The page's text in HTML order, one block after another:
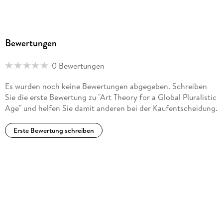
Bewertungen
0 Bewertungen
Es wurden noch keine Bewertungen abgegeben. Schreiben
Sie die erste Bewertung zu "Art Theory for a Global Pluralistic
Age" und helfen Sie damit anderen bei der Kaufentscheidung.
Erste Bewertung schreiben